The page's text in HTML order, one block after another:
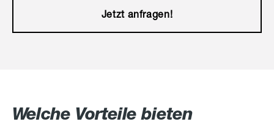
Jetzt anfragen!
Welche Vorteile bieten